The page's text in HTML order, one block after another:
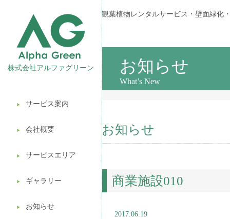
株式会社アルファグリーン
▶︎ サービス案内
▶︎ 会社概要
▶︎ サービスエリア
▶︎ ギャラリー
▶︎ お知らせ
観葉植物レンタル
壁面緑化
ギフト販売
造園ガーデニング
植木処分
観葉植物レンタルサービス・壁面緑化
お知らせ
What’s New
お知らせ
商業施設010
2017.06.19